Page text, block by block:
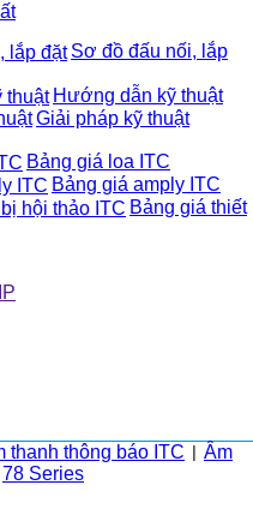
Sơ đồ đấu nối, lắp
Hướng dẫn kỹ thuật
Giải pháp kỹ thuật
Bảng giá loa ITC
Bảng giá amply ITC
Bảng giá thiết
thanh thông báo ITC
Âm
78 Series